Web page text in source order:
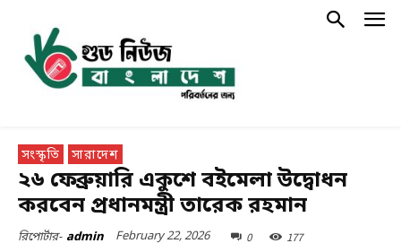
সংস্কৃতি সারাদেশ
২৬ ফেব্রুয়ারি একুশে বইমেলা উদ্বোধন
করবেন প্রধানমন্ত্রী তারেক রহমান
রিপোর্টার- admin February 22, 2026 0 177